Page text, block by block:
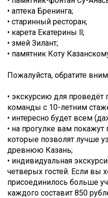
• аптека Бренинга;
• старинный ресторан;
• карета Екатерины ll;
• змей Зилант;
• памятник Коту
Пожалуйста, обратите
• экскурсию для
команды с 10-летним
• интересно будет всем
• на прогулке вам
которые позволят лучше
древнюю Казань;
• индивидуальная
четверых гостей. Если вы
присоединилось больше
каждого составит 850